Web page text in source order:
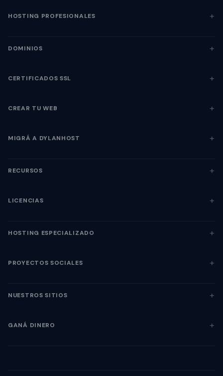
HOSTING PROFESIONALES
DOMINIOS
CERTIFICADOS SSL
CREAR TU WEB
MIGRÁ A DYLANHOST
RECURSOS
LICENCIAS
HOSTING ESPECIALIZADO
PROYECTOS SOCIALES
NUESTROS SITIOS
GANÁ DINERO